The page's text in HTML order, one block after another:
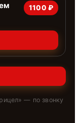
1100 ₽
» — по звонку